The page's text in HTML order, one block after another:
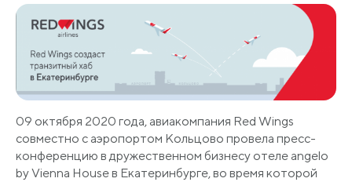
09 октября 2020 года, авиакомпания Red Wings
совместно с аэропортом Кольцово провела пресс-
конференцию в дружественном бизнесу отеле angelo
by Vienna House в Екатеринбурге, во время которой